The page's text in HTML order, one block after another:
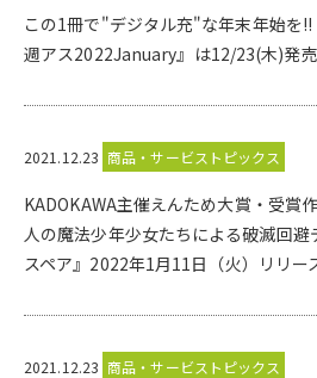
この1冊で"デジタル充"な年末年始を
週アス2022January』は12/23(木)発売
2021.12.23 商品・サービストピックス
KADOKAWA主催えんため大賞・受
人の魔法少年少女たちによる破滅回
スペア』2022年1月11日（火）リリー
2021.12.23 商品・サービストピックス